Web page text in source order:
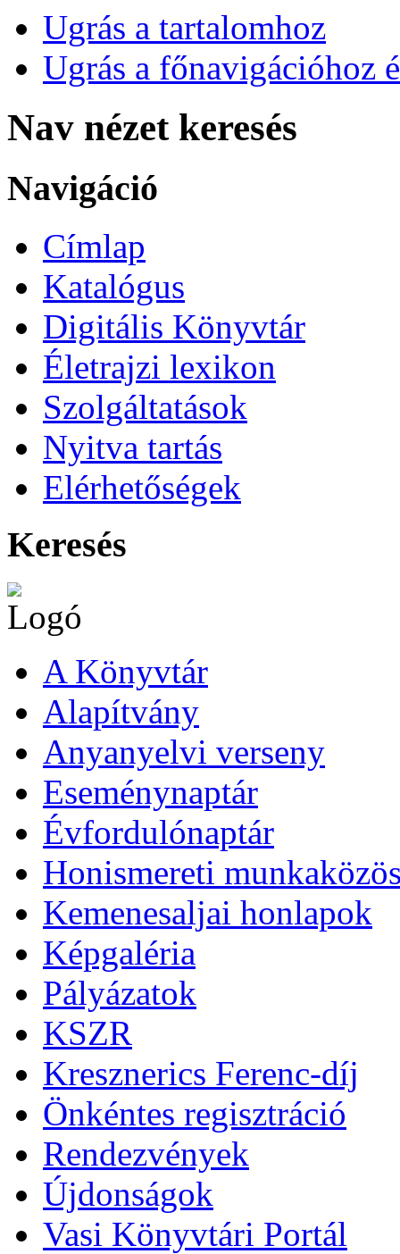
Ugrás a tartalomhoz
Ugrás a főnavigációhoz
Nav nézet keresés
Navigáció
Címlap
Katalógus
Digitális Könyvtár
Életrajzi lexikon
Szolgáltatások
Nyitva tartás
Elérhetőségek
Keresés
A Könyvtár
Alapítvány
Anyanyelvi verseny
Eseménynaptár
Évfordulónaptár
Honismereti
Kemenesaljai honlapok
Képgaléria
Pályázatok
KSZR
Kresznerics Ferenc-díj
Önkéntes regisztráció
Rendezvények
Újdonságok
Vasi Könyvtári Portál